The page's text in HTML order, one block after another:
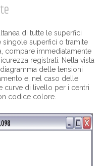
di tutte le superfici
singole superfici o tramite
compare immediatamente
registrati. Nella vista
delle tensioni
e, nel caso delle
curve di livello per i centri
codice colore.